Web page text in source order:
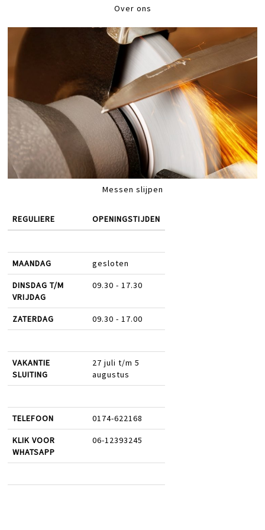
Over ons
Messen slijpen
REGULIERE OPENINGSTIJDEN
MAANDAG gesloten
DINSDAG T/M
VRIJDAG
09.30 - 17.30
ZATERDAG 09.30 - 17.00
VAKANTIE
SLUITING
27 juli t/m 5
augustus
TELEFOON 0174-622168
KLIK VOOR
WHATSAPP
06-12393245